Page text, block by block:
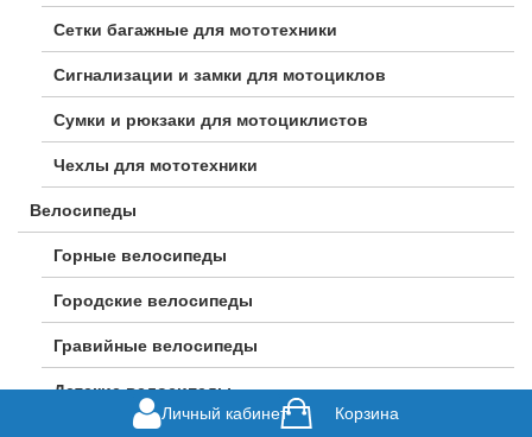
Сетки багажные для мототехники
Сигнализации и замки для мотоциклов
Сумки и рюкзаки для мотоциклистов
Чехлы для мототехники
Велосипеды
Горные велосипеды
Городские велосипеды
Гравийные велосипеды
Детские велосипеды
Личный кабинет Корзина